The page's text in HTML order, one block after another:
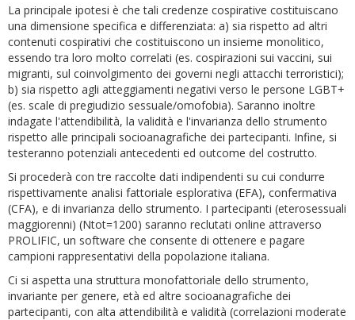
La principale ipotesi è che tali credenze cospirative costituiscano
una dimensione specifica e differenziata: a) sia rispetto ad altri
contenuti cospirativi che costituiscono un insieme monolitico,
essendo tra loro molto correlati (es. cospirazioni sui vaccini, sui
migranti, sul coinvolgimento dei governi negli attacchi terroristici);
b) sia rispetto agli atteggiamenti negativi verso le persone LGBT+
(es. scale di pregiudizio sessuale/omofobia). Saranno inoltre
indagate l'attendibilità, la validità e l'invarianza dello strumento
rispetto alle principali socioanagrafiche dei partecipanti. Infine, si
testeranno potenziali antecedenti ed outcome del costrutto.
Si procederà con tre raccolte dati indipendenti su cui condurre
rispettivamente analisi fattoriale esplorativa (EFA), confermativa
(CFA), e di invarianza dello strumento. I partecipanti (eterosessuali
maggiorenni) (Ntot=1200) saranno reclutati online attraverso
PROLIFIC, un software che consente di ottenere e pagare
campioni rappresentativi della popolazione italiana.
Ci si aspetta una struttura monofattoriale dello strumento,
invariante per genere, età ed altre socioanagrafiche dei
partecipanti, con alta attendibilità e validità (correlazioni moderate